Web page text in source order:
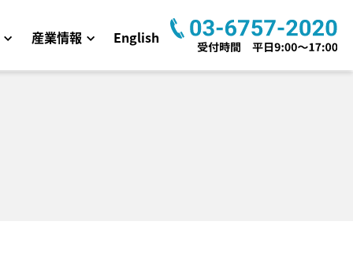
産業情報 English